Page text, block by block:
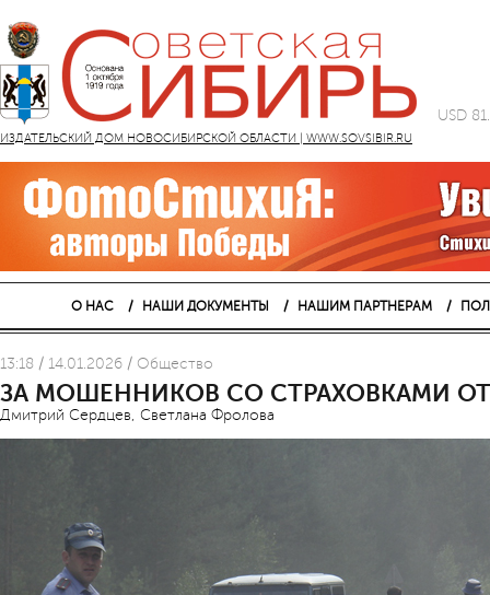
ИЗДАТЕЛЬСКИЙ ДОМ НОВОСИБИРСКОЙ ОБЛАСТИ | WWW.SOVSIBIR.RU
USD
О НАС НАШИ ДОКУМЕНТЫ НАШИМ ПАРТНЕРАМ
13:18 / 14.01.2026 / Общество
ЗА МОШЕННИКОВ СО СТРАХОВКАМИ
Дмитрий Сердцев, Светлана Фролова